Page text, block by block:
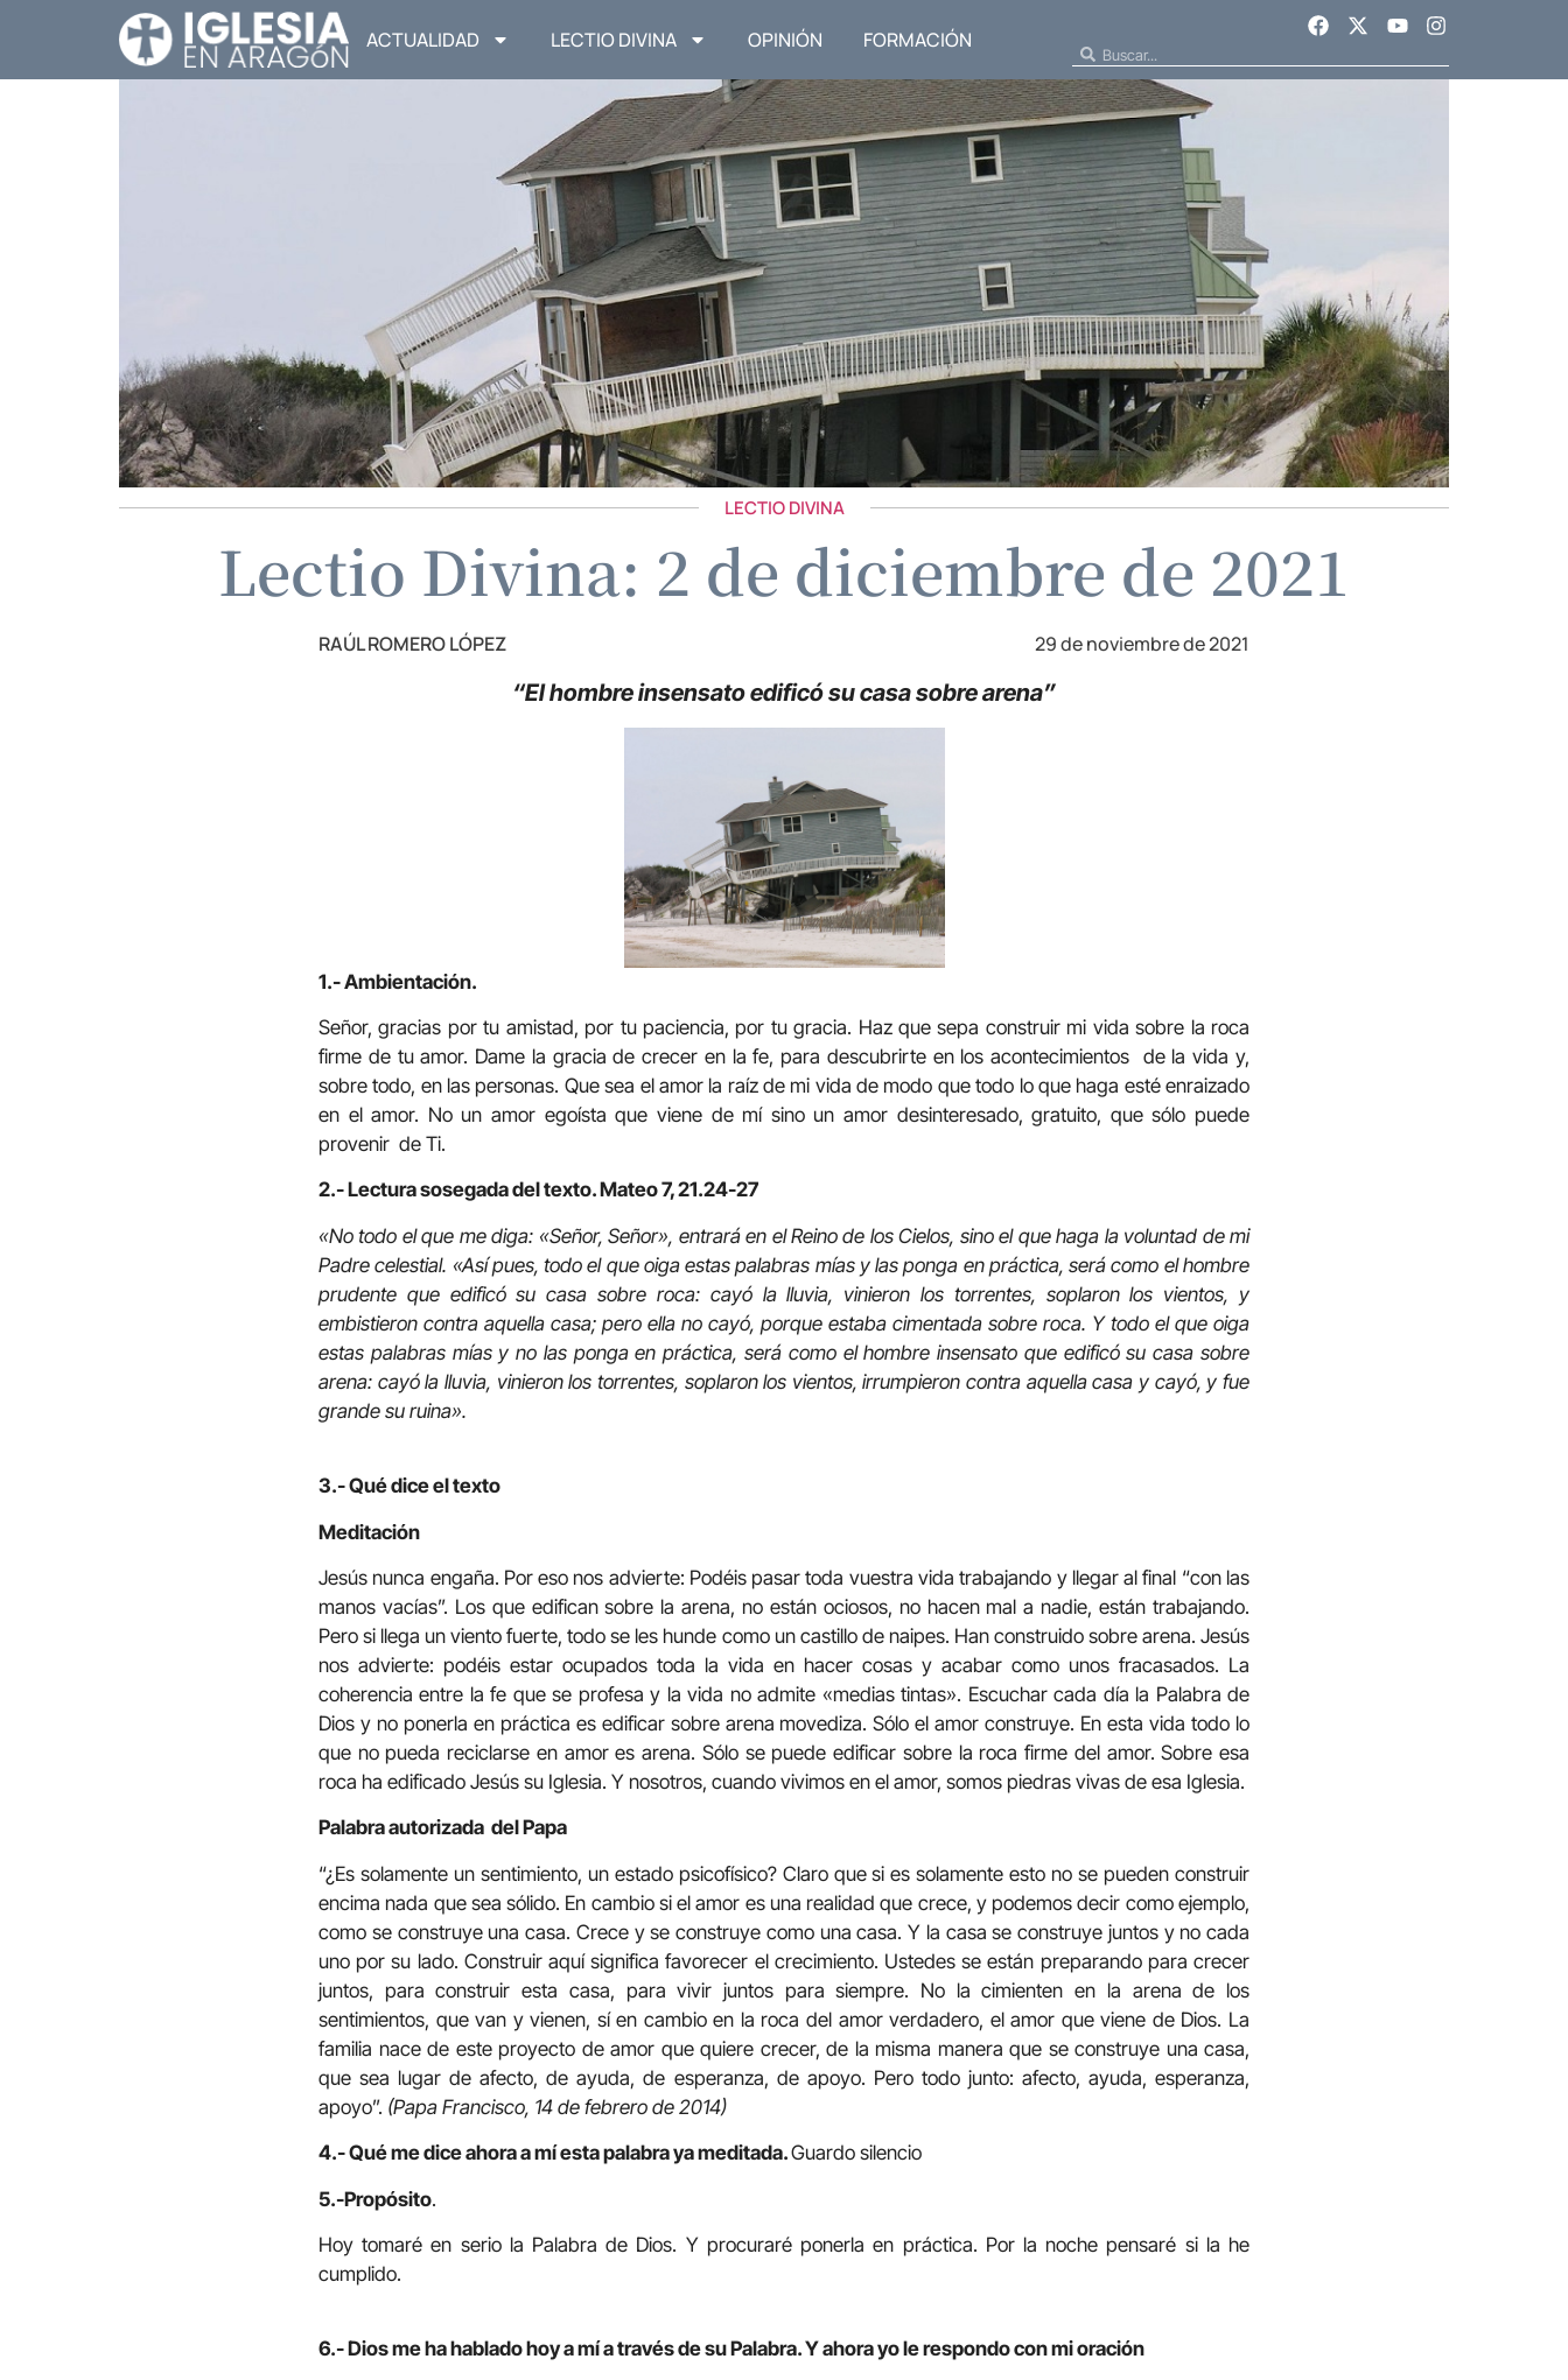
ACTUALIDAD LECTIO DIVINA OPINIÓN FORMACIÓN
LECTIO DIVINA
Lectio Divina: 2 de diciembre de 2021
RAÚL ROMERO LÓPEZ 29 de noviembre de 2021
“El hombre insensato edificó su casa sobre arena”
1.- Ambientación.
Señor, gracias por tu amistad, por tu paciencia, por tu gracia. Haz que sepa construir mi vida sobre la roca
firme de tu amor. Dame la gracia de crecer en la fe, para descubrirte en los acontecimientos de la vida y,
sobre todo, en las personas. Que sea el amor la raíz de mi vida de modo que todo lo que haga esté enraizado
en el amor. No un amor egoísta que viene de mí sino un amor desinteresado, gratuito, que sólo puede
provenir de Ti.
2.- Lectura sosegada del texto.Mateo 7, 21.24-27
«No todo el que me diga: «Señor, Señor», entrará en el Reino de los Cielos, sino el que haga la voluntad de mi
Padre celestial. «Así pues, todo el que oiga estas palabras mías y las ponga en práctica, será como el hombre
prudente que edificó su casa sobre roca: cayó la lluvia, vinieron los torrentes, soplaron los vientos, y
embistieron contra aquella casa; pero ella no cayó, porque estaba cimentada sobre roca. Y todo el que oiga
estas palabras mías y no las ponga en práctica, será como el hombre insensato que edificó su casa sobre
arena: cayó la lluvia, vinieron los torrentes, soplaron los vientos, irrumpieron contra aquella casa y cayó, y fue
grande su ruina».
3.- Qué dice el texto
Meditación
Jesús nunca engaña. Por eso nos advierte: Podéis pasar toda vuestra vida trabajando y llegar al final “con las
manos vacías”. Los que edifican sobre la arena, no están ociosos, no hacen mal a nadie, están trabajando.
Pero si llega un viento fuerte, todo se les hunde como un castillo de naipes. Han construido sobre arena. Jesús
nos advierte: podéis estar ocupados toda la vida en hacer cosas y acabar como unos fracasados. La
coherencia entre la fe que se profesa y la vida no admite «medias tintas». Escuchar cada día la Palabra de
Dios y no ponerla en práctica es edificar sobre arena movediza. Sólo el amor construye. En esta vida todo lo
que no pueda reciclarse en amor es arena. Sólo se puede edificar sobre la roca firme del amor. Sobre esa
roca ha edificado Jesús su Iglesia. Y nosotros, cuando vivimos en el amor, somos piedras vivas de esa Iglesia.
Palabra autorizada del Papa
“¿Es solamente un sentimiento, un estado psicofísico? Claro que si es solamente esto no se pueden construir
encima nada que sea sólido. En cambio si el amor es una realidad que crece, y podemos decir como ejemplo,
como se construye una casa. Crece y se construye como una casa. Y la casa se construye juntos y no cada
uno por su lado. Construir aquí significa favorecer el crecimiento. Ustedes se están preparando para crecer
juntos, para construir esta casa, para vivir juntos para siempre. No la cimienten en la arena de los
sentimientos, que van y vienen, sí en cambio en la roca del amor verdadero, el amor que viene de Dios. La
familia nace de este proyecto de amor que quiere crecer, de la misma manera que se construye una casa,
que sea lugar de afecto, de ayuda, de esperanza, de apoyo. Pero todo junto: afecto, ayuda, esperanza,
apoyo”. (Papa Francisco, 14 de febrero de 2014)
4.- Qué me dice ahora a mí esta palabra ya meditada.Guardo silencio
5.-Propósito.
Hoy tomaré en serio la Palabra de Dios. Y procuraré ponerla en práctica. Por la noche pensaré si la he
cumplido.
6.- Dios me ha hablado hoy a mí a través de su Palabra. Y ahora yo le respondo con mi oración